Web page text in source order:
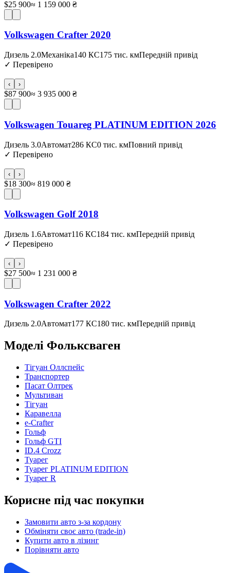
$25 900≈ 1 159 000 ₴
Volkswagen Crafter 2020
Дизель 2.0Механіка140 КС175 тис. кмПередній привід
✓ Перевірено
‹ ›
$87 900≈ 3 935 000 ₴
Volkswagen Touareg PLATINUM EDITION 2026
Дизель 3.0Автомат286 КС0 тис. кмПовний привід
✓ Перевірено
‹ ›
$18 300≈ 819 000 ₴
Volkswagen Golf 2018
Дизель 1.6Автомат116 КС184 тис. кмПередній привід
✓ Перевірено
‹ ›
$27 500≈ 1 231 000 ₴
Volkswagen Crafter 2022
Дизель 2.0Автомат177 КС180 тис. кмПередній привід
Моделі Фольксваген
Тігуан Оллспейс
Транспортер
Пасат Олтрек
Мультиван
Тігуан
Каравелла
e-Crafter
Гольф
Гольф GTI
ID.4 Crozz
Туарег
Туарег PLATINUM EDITION
Туарег R
Корисне під час покупки
Замовити авто з-за кордону
Обміняти своє авто (trade-in)
Купити авто в лізинг
Порівняти авто